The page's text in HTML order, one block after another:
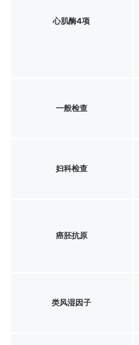
心肌酶4项
一般检查
妇科检查
癌胚抗原
类风湿因子